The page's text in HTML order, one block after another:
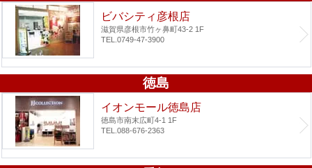
ビバシティ彦根店
滋賀県彦根市竹ヶ鼻町43-2 1F
TEL.0749-47-3900
徳島
イオンモール徳島店
徳島市南末広町4-1 1F
TEL.088-676-2363